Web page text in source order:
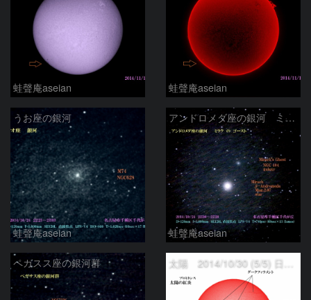
蛙聲庵aseian 蛙聲庵aseian
うお座の銀河
蛙聲庵aseian
アンドロメダ座の銀河 ミラクのゴースト
蛙聲庵aseian
ペガスス座の銀河群